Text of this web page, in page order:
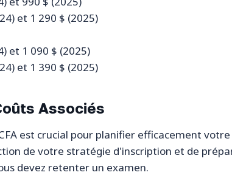
et 1 290 $ (2025)
et 1 090 $ (2025)
et 1 390 $ (2025)
Associés
est crucial pour planifier efficacement
de votre stratégie d'inscription et de
devez retenter un examen.